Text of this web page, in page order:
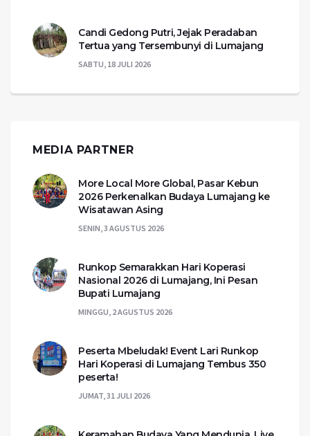
Candi Gedong Putri, Jejak Peradaban
Tertua yang Tersembunyi di Lumajang
SABTU, 18 JULI 2026
MEDIA PARTNER
More Local More Global, Pasar Kebun
2026 Perkenalkan Budaya Lumajang ke
Wisatawan Asing
SENIN, 3 AGUSTUS 2026
Runkop Semarakkan Hari Koperasi
Nasional 2026 di Lumajang, Ini Pesan
Bupati Lumajang
MINGGU, 2 AGUSTUS 2026
Peserta Mbeludak! Event Lari Runkop
Hari Koperasi di Lumajang Tembus 350
peserta!
JUMAT, 31 JULI 2026